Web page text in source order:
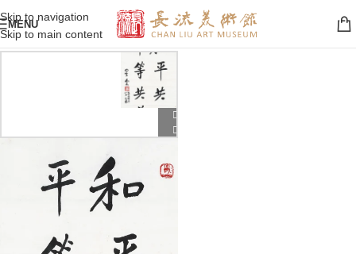
Skip to navigation
Skip to main content
MENU